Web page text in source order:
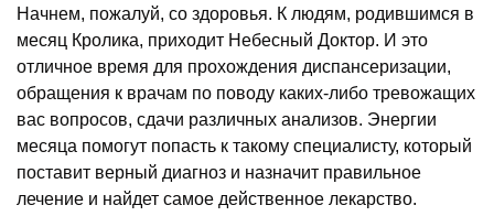
Начнем, пожалуй, со здоровья. К людям, родившимся в
месяц Кролика, приходит Небесный Доктор. И это
отличное время для прохождения диспансеризации,
обращения к врачам по поводу каких-либо тревожащих
вас вопросов, сдачи различных анализов. Энергии
месяца помогут попасть к такому специалисту, который
поставит верный диагноз и назначит правильное
лечение и найдет самое действенное лекарство.